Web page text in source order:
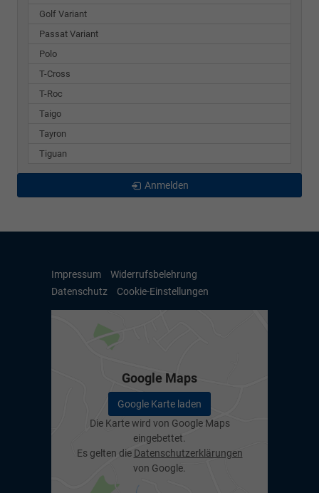
Golf Variant
Passat Variant
Polo
T-Cross
T-Roc
Taigo
Tayron
Tiguan
Anmelden
Impressum
Widerrufsbelehrung
Datenschutz
Cookie-Einstellungen
Google Maps
Google Karte laden
Die Karte wird von Google Maps
eingebettet.
Es gelten die Datenschutzerklärungen
von Google.